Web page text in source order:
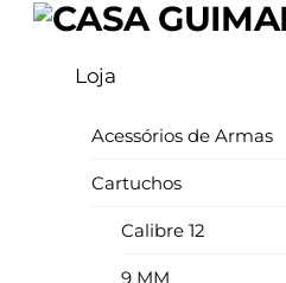
SkipMenu
Loja
Acessórios de Armas
Cartuchos
Calibre 12
9 MM